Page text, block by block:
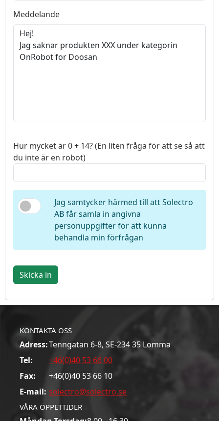
Meddelande
Hur mycket är 0 + 14? (En liten fråga för att se så att
du inte är en robot)
Jag samtycker härmed till att Solectro
AB får samla in angivna
personuppgifter för att kunna
behandla min förfrågan
Skicka in
KONTAKTA OSS
Adress:Tenngatan 6-8, SE-234 35 Lomma
Tel:
+46(0)40 53 66 00
Fax:
+46(0)40 53 66 10
E-mail: solectro@solectro.se
VÅRA ÖPPETTIDER